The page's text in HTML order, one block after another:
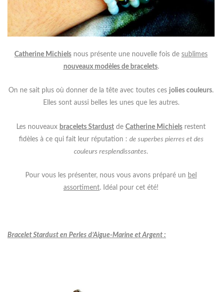
Catherine Michiels nous présente une nouvelle fois de sublimes
nouveaux modèles de bracelets.
On ne sait plus où donner de la tête avec toutes ces jolies couleurs.
Elles sont aussi belles les unes que les autres.
Les nouveaux bracelets Stardust de Catherine Michiels restent
fidèles à ce qui fait leur réputation : de superbes pierres et des
couleurs resplendissantes.
Pour vous les présenter, nous vous avons préparé un bel
assortiment. Idéal pour cet été!
Bracelet Stardust en Perles d’Aigue-Marine et Argent :